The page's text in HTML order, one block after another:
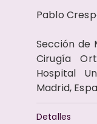
Pablo
Sección de
Cirugía
Hospital
Madrid,
Detalles